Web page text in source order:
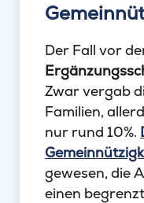
Der Fall vor
Zwar vergab
Familien,
nur rund 10%.
gewesen, die
einen